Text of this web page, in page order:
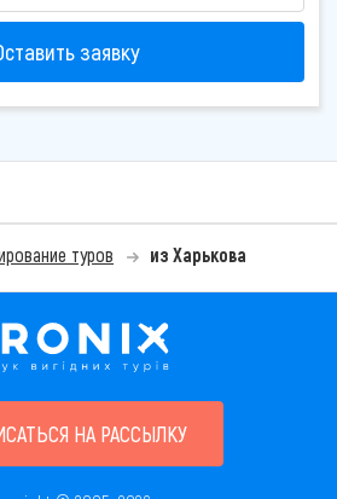
заявку
туров из Харькова
НА РАССЫЛКУ